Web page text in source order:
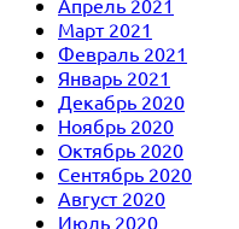
Март 2021
Февраль 2021
Январь 2021
Декабрь 2020
Ноябрь 2020
Октябрь 2020
Сентябрь 2020
Август 2020
Июль 2020